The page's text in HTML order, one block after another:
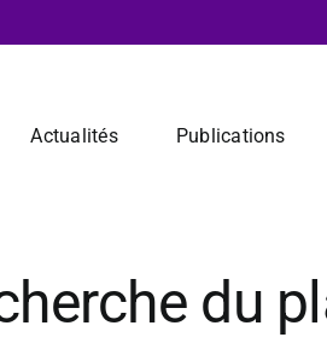
Actualités Publications
du